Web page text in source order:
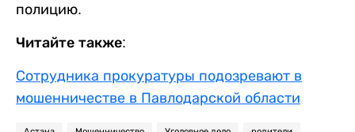
полицию.
Читайте также:
Сотрудника прокуратуры подозревают в
мошенничестве в Павлодарской области